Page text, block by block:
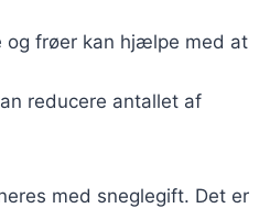
frøer kan hjælpe med at
reducere antallet af
med sneglegift. Det er